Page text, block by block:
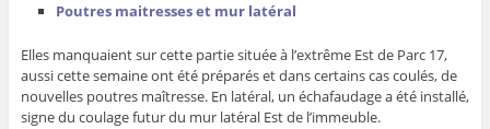
Poutres maitresses et mur latéral
Elles manquaient sur cette partie située à l’extrême Est de Parc 17,
aussi cette semaine ont été préparés et dans certains cas coulés, de
nouvelles poutres maîtresse. En latéral, un échafaudage a été installé,
signe du coulage futur du mur latéral Est de l’immeuble.